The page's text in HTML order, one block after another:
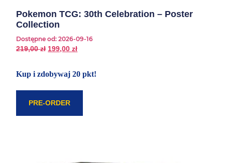
Pokemon TCG: 30th Celebration – Poster
Collection
Dostępne od:2026-09-16
219,00zł 199,00zł
Kup i zdobywaj 20 pkt!
PRE-ORDER